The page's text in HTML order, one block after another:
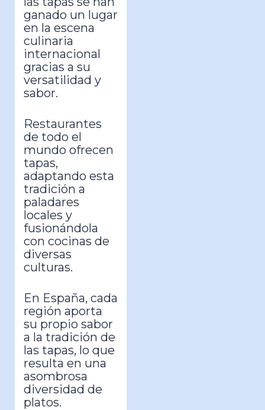
ganado un lugar
en la escena
culinaria
internacional
gracias a su
versatilidad y
sabor.
Restaurantes
de todo el
mundo ofrecen
tapas,
adaptando esta
tradición a
paladares
locales y
fusionándola
con cocinas de
diversas
culturas.
En España, cada
región aporta
su propio sabor
a la tradición de
las tapas, lo que
resulta en una
asombrosa
diversidad de
platos.